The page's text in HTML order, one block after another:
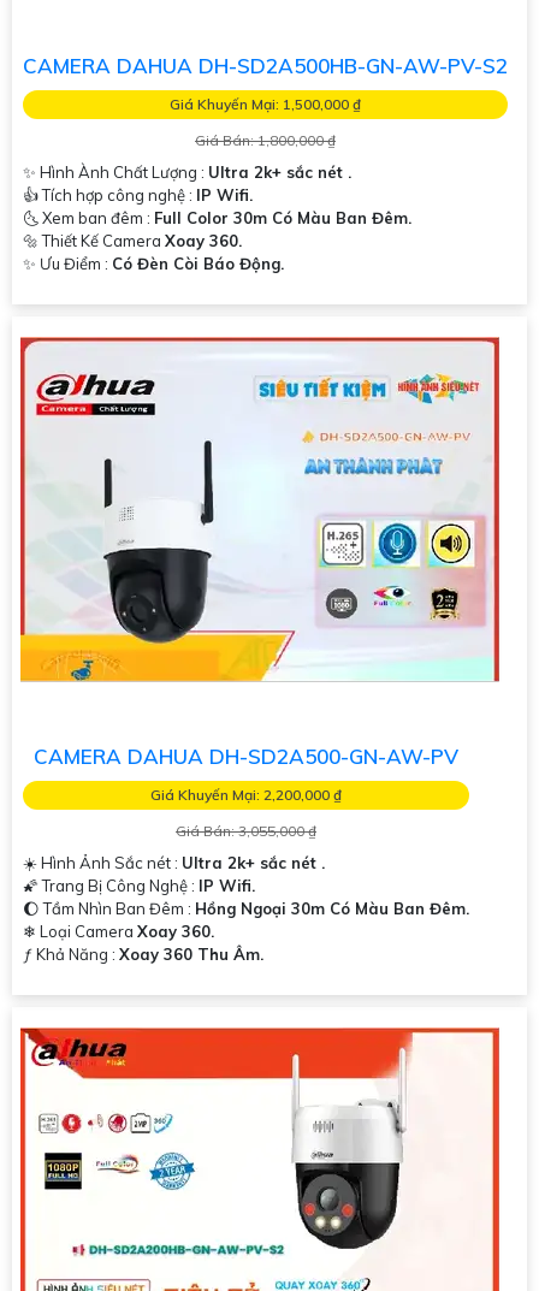
CAMERA DAHUA DH-SD2A500HB-GN-AW-PV-S2
Giá Khuyến Mại: 1,500,000 ₫
Giá Bán: 1,800,000 ₫
✨ Hình Ành Chất Lượng : Ultra 2k+ sắc nét .
👍 Tích hợp công nghệ : IP Wifi.
🌜 Xem ban đêm : Full Color 30m Có Màu Ban Đêm.
🔩 Thiết Kế Camera Xoay 360.
️✨ Ưu Điểm : Có Đèn Còi Báo Động.
CAMERA DAHUA DH-SD2A500-GN-AW-PV
Giá Khuyến Mại: 2,200,000 ₫
Giá Bán: 3,055,000 ₫
☀️ Hình Ảnh Sắc nét : Ultra 2k+ sắc nét .
🌠 Trang Bị Công Nghệ : IP Wifi.
🌔 Tầm Nhìn Ban Đêm : Hồng Ngoại 30m Có Màu Ban Đêm.
❄ Loại Camera Xoay 360.
️ƒ Khả Năng : Xoay 360 Thu Âm.